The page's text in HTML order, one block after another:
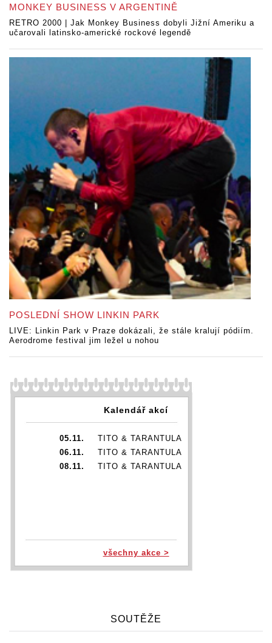
MONKEY BUSINESS V ARGENTINĚ
RETRO 2000 | Jak Monkey Business dobyli Jižní Ameriku a
učarovali latinsko-americké rockové legendě
POSLEDNÍ SHOW LINKIN PARK
LIVE: Linkin Park v Praze dokázali, že stále kralují pódiím.
Aerodrome festival jim ležel u nohou
Kalendář akcí
05.11.
TITO & TARANTULA
06.11.
TITO & TARANTULA
08.11.
TITO & TARANTULA
všechny akce >
SOUTĚŽE